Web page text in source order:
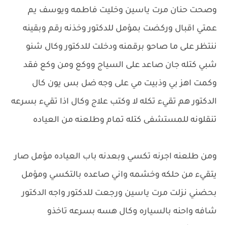
وصحت حنان مرت ياسين وخليت فاطمه ويوسف يم
عمتي اقبال وركضت بمؤمل للدكتور وخذنه رقم وبقينه
ننتظر على ما صاحو برقمنه ودخلت للدكتور وكال شنو
شبي كتله جان صاعد على السياج ووكع ومن وكع فقد
وكمت اهز بي وذبيت مي على وجه ضل بس يون كال
الدكتور هم تقيء تكله لا وكتب علاج وكال اذا تقيء بسرعه
تنقلونه للمستشفى كتله تمام وطلعنه من العياده
ومن طلعنه اجرنه تكسي وبعدنه باب العياده مؤمل صار
يتقيء من حلكه وخشمه واني صاعده بالتكسي ومؤمل
بحضني نزلت مرت ياسين ورجعت للدكتور واجه الدكتور
شافه واحنه بالسياره وكال هسه بسرعه تاخذو